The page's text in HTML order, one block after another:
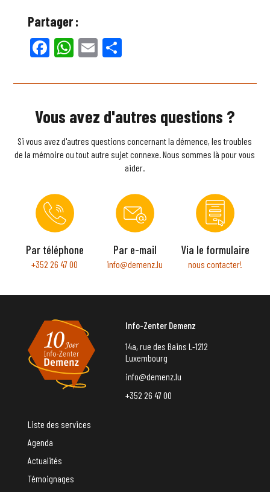
Partager :
Facebook
WhatsApp
Email
Vous avez d'autres questions ?
Si vous avez d'autres questions concernant la démence, les troubles
de la mémoire ou tout autre sujet connexe. Nous sommes là pour vous
aider.
Par téléphone
+352 26 47 00
Par e-mail
info@demenz.lu
Via le formulaire
nous contacter!
Info-Zenter Demenz
14a, rue des Bains L-1212
Luxembourg
info@demenz.lu
+352 26 47 00
Liste des services
Agenda
Actualités
Témoignages